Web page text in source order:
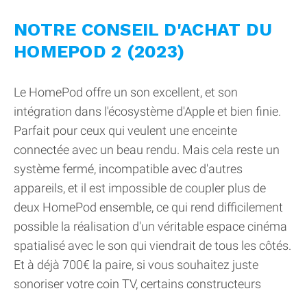
NOTRE CONSEIL D'ACHAT DU
HOMEPOD 2 (2023)
Le HomePod offre un son excellent, et son
intégration dans l'écosystème d'Apple et bien finie.
Parfait pour ceux qui veulent une enceinte
connectée avec un beau rendu. Mais cela reste un
système fermé, incompatible avec d'autres
appareils, et il est impossible de coupler plus de
deux HomePod ensemble, ce qui rend difficilement
possible la réalisation d'un véritable espace cinéma
spatialisé avec le son qui viendrait de tous les côtés.
Et à déjà 700€ la paire, si vous souhaitez juste
sonoriser votre coin TV, certains constructeurs